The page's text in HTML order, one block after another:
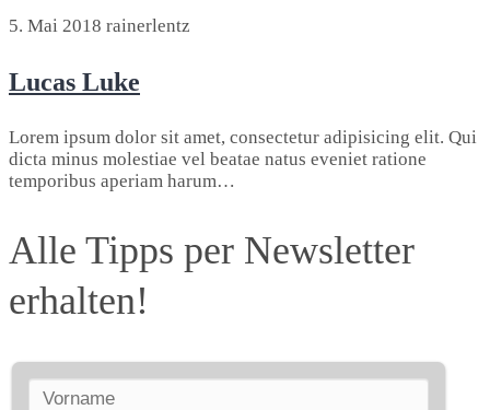
5. Mai 2018 rainerlentz
Lucas Luke
Lorem ipsum dolor sit amet, consectetur adipisicing elit. Qui
dicta minus molestiae vel beatae natus eveniet ratione
temporibus aperiam harum…
Alle Tipps per Newsletter
erhalten!